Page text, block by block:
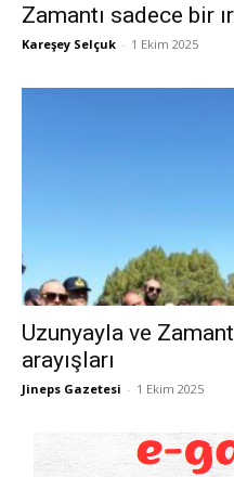
Zamantı sadece bir
Kareşey Selçuk - 1 Ekim 2025
Uzunyayla ve
arayışları
Jineps Gazetesi - 1 Ekim 2025